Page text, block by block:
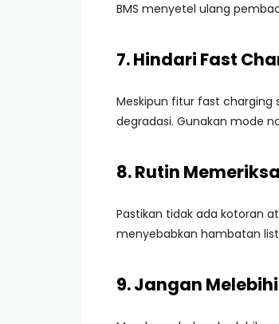
BMS menyetel ulang
7. Hindari Fast
Meskipun fitur fast
degradasi. Gunakan mode
8. Rutin
Pastikan tidak ada kotoran
menyebabkan hambatan
9. Jangan